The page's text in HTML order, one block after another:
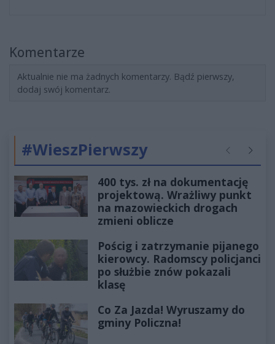
Komentarze
Aktualnie nie ma żadnych komentarzy. Bądź pierwszy,
dodaj swój komentarz.
#WieszPierwszy Poprzednie
400 tys. zł na dokumentację
projektową. Wrażliwy punkt
na mazowieckich drogach
zmieni oblicze
Pościg i zatrzymanie pijanego
kierowcy. Radomscy policjanci
po służbie znów pokazali
klasę
Co Za Jazda! Wyruszamy do
gminy Policzna!